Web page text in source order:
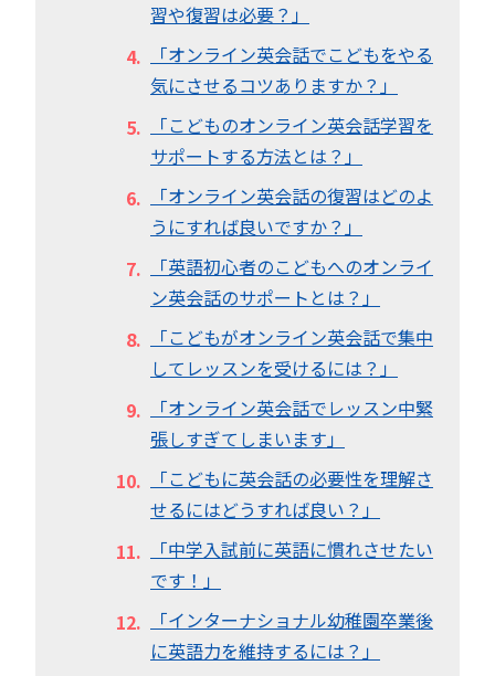
習や復習は必要？」
「オンライン英会話でこどもをやる
気にさせるコツありますか？」
「こどものオンライン英会話学習を
サポートする方法とは？」
「オンライン英会話の復習はどのよ
うにすれば良いですか？」
「英語初心者のこどもへのオンライ
ン英会話のサポートとは？」
「こどもがオンライン英会話で集中
してレッスンを受けるには？」
「オンライン英会話でレッスン中緊
張しすぎてしまいます」
「こどもに英会話の必要性を理解さ
せるにはどうすれば良い？」
「中学入試前に英語に慣れさせたい
です！」
「インターナショナル幼稚園卒業後
に英語力を維持するには？」